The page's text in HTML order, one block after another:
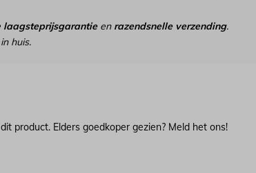
laagsteprijsgarantieen razendsnelle verzending.
huis.
product. Elders goedkoper gezien? Meld het ons!